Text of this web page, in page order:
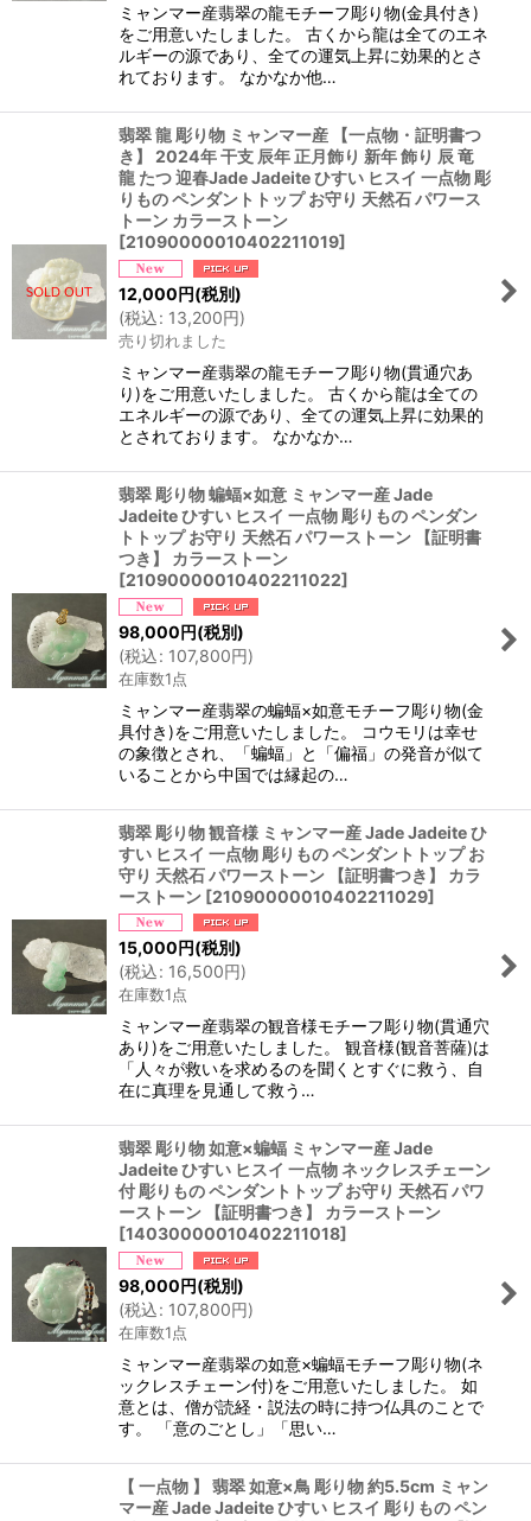
ミャンマー産翡翠の龍モチーフ彫り物(金具付き)
をご用意いたしました。 古くから龍は全てのエネ
ルギーの源であり、全ての運気上昇に効果的とさ
れております。 なかなか他…
翡翠 龍 彫り物 ミャンマー産 【一点物・証明書つ
き】 2024年 干支 辰年 正月飾り 新年 飾り 辰 竜
龍 たつ 迎春Jade Jadeite ひすい ヒスイ 一点物 彫
りもの ペンダントトップ お守り 天然石 パワース
トーン カラーストーン
[21090000010402211019]
12,000円(税別)
(税込: 13,200円)
売り切れました
ミャンマー産翡翠の龍モチーフ彫り物(貫通穴あ
り)をご用意いたしました。 古くから龍は全ての
エネルギーの源であり、全ての運気上昇に効果的
とされております。 なかなか…
翡翠 彫り物 蝙蝠×如意 ミャンマー産 Jade
Jadeite ひすい ヒスイ 一点物 彫りもの ペンダン
トトップ お守り 天然石 パワーストーン 【証明書
つき】 カラーストーン
[21090000010402211022]
98,000円(税別)
(税込: 107,800円)
在庫数1点
ミャンマー産翡翠の蝙蝠×如意モチーフ彫り物(金
具付き)をご用意いたしました。 コウモリは幸せ
の象徴とされ、「蝙蝠」と「偏福」の発音が似て
いることから中国では縁起の…
翡翠 彫り物 観音様 ミャンマー産 Jade Jadeite ひ
すい ヒスイ 一点物 彫りもの ペンダントトップ お
守り 天然石 パワーストーン 【証明書つき】 カラ
ーストーン [21090000010402211029]
15,000円(税別)
(税込: 16,500円)
在庫数1点
ミャンマー産翡翠の観音様モチーフ彫り物(貫通穴
あり)をご用意いたしました。 観音様(観音菩薩)は
「人々が救いを求めるのを聞くとすぐに救う、自
在に真理を見通して救う…
翡翠 彫り物 如意×蝙蝠 ミャンマー産 Jade
Jadeite ひすい ヒスイ 一点物 ネックレスチェーン
付 彫りもの ペンダントトップ お守り 天然石 パワ
ーストーン 【証明書つき】 カラーストーン
[14030000010402211018]
98,000円(税別)
(税込: 107,800円)
在庫数1点
ミャンマー産翡翠の如意×蝙蝠モチーフ彫り物(ネ
ックレスチェーン付)をご用意いたしました。 如
意とは、僧が読経・説法の時に持つ仏具のことで
す。 「意のごとし」「思い…
【 一点物 】 翡翠 如意×鳥 彫り物 約5.5cm ミャン
マー産 Jade Jadeite ひすい ヒスイ 彫りもの ペン